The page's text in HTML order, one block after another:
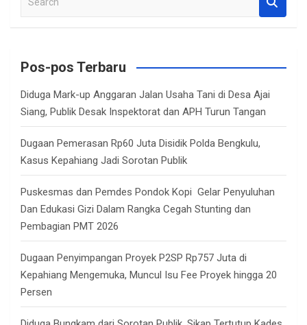
a
c
Pos-pos Terbaru
Diduga Mark-up Anggaran Jalan Usaha Tani di Desa Ajai
Siang, Publik Desak Inspektorat dan APH Turun Tangan
Dugaan Pemerasan Rp60 Juta Disidik Polda Bengkulu,
Kasus Kepahiang Jadi Sorotan Publik
Puskesmas dan Pemdes Pondok Kopi Gelar Penyuluhan
Dan Edukasi Gizi Dalam Rangka Cegah Stunting dan
Pembagian PMT 2026
Dugaan Penyimpangan Proyek P2SP Rp757 Juta di
Kepahiang Mengemuka, Muncul Isu Fee Proyek hingga 20
Persen